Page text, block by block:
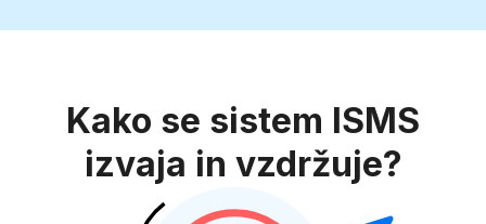
Kako se sistem ISMS
izvaja in vzdržuje?